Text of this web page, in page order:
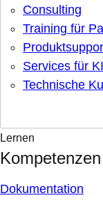
Consulting
Training für
Services für KI
Technische
Lernen
Dokumentation